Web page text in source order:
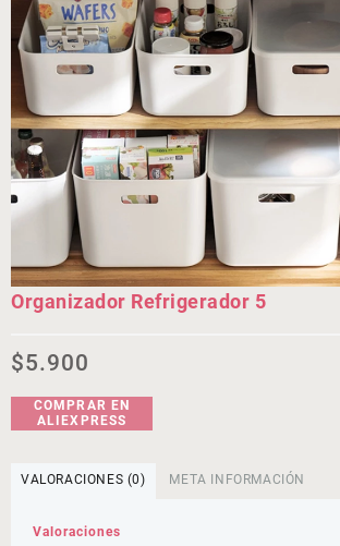
Organizador Refrigerador 5
$5.900
COMPRAR EN
ALIEXPRESS
VALORACIONES (0) META INFORMACIÓN
Valoraciones